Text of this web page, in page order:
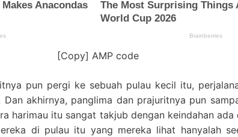
[Copy] AMP code
pun pergi ke sebuah pulau kecil itu,
akhirnya, panglima dan prajuritnya pun
harimau itu sangat takjub dengan keindahan
di pulau itu yang mereka lihat hanyalah